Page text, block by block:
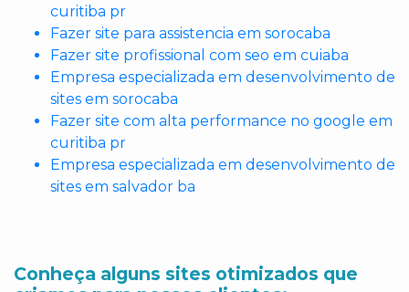
curitiba pr
Fazer site para assistencia em sorocaba
Fazer site profissional com seo em cuiaba
Empresa especializada em desenvolvimento de
sites em sorocaba
Fazer site com alta performance no google em
curitiba pr
Empresa especializada em desenvolvimento de
sites em salvador ba
Conheça alguns sites otimizados que